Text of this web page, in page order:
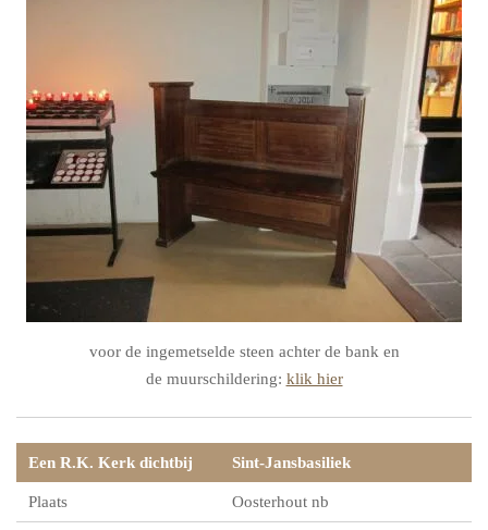
voor de ingemetselde steen achter de bank en
de muurschildering: klik hier
Een R.K. Kerk dichtbij Sint-Jansbasiliek
Plaats Oosterhout nb